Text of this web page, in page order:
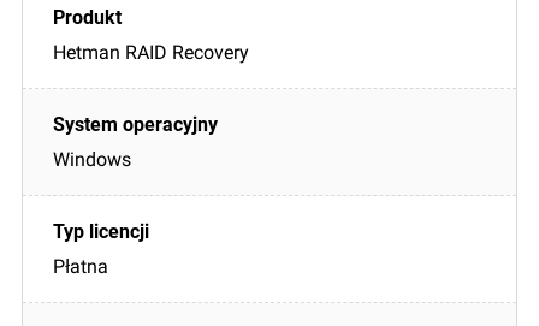
Hetman RAID Recovery
Windows
Płatna